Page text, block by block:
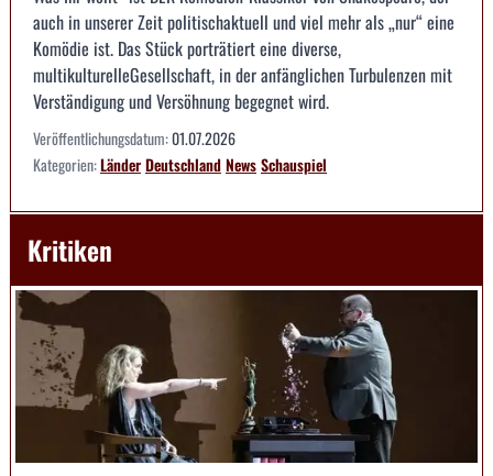
auch in unserer Zeit politischaktuell und viel mehr als „nur“ eine
Komödie ist. Das Stück porträtiert eine diverse,
multikulturelleGesellschaft, in der anfänglichen Turbulenzen mit
Verständigung und Versöhnung begegnet wird.
Veröffentlichungsdatum:01.07.2026
Kategorien:LänderDeutschlandNewsSchauspiel
Kritiken